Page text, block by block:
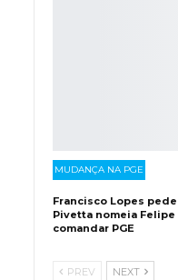
MUDANÇA NA PGE
Francisco Lopes
Pivetta nomeia
comandar PGE
PREV NEXT